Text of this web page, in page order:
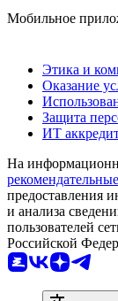
Мобильное
Этика и
Оказание
Защита
ИТ
На
предоставления
и анализа
пользователей
Российской